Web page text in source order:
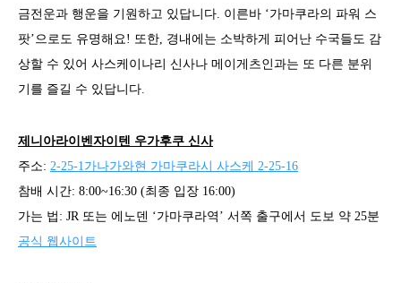
금전운과 행운을 기원하고 있답니다. 이른바 ‘가마쿠라의 파워 스
팟’으로도 유명해요! 또한, 경내에는 소박하게 피어난 수국들도 감
상할 수 있어 사스케이나리 신사나 메이게츠인과는 또 다른 분위
기를 즐길 수 있답니다.
제니아라이벤자이텐 우가후쿠 신사
주소: 2-25-1가나가와현 가마쿠라시 사스케 2-25-16
참배 시간: 8:00~16:30 (최종 입장 16:00)
가는 법: JR 또는 에노덴 ‘가마쿠라역’ 서쪽 출구에서 도보 약 25분
공식 웹사이트